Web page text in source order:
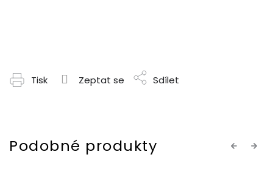
Tisk Zeptat se Sdílet
Previous
Next